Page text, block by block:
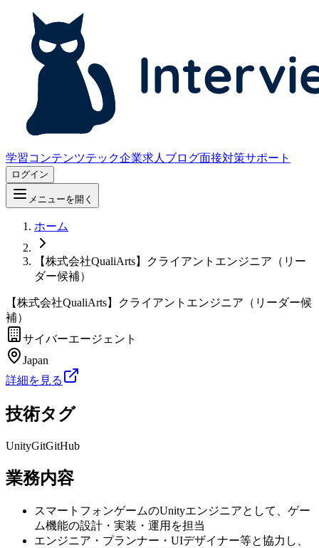
学習コンテンツテック企業求人 ブログ面接対策サポート
ログイン
メニューを開く
ホーム
【株式会社QualiArts】クライアントエンジニア（リー
ダー候補）
【株式会社QualiArts】クライアントエンジニア（リーダー候
補）
サイバーエージェント
Japan
詳細を見る
技術タグ
UnityGitGitHub
業務内容
スマートフォンゲームのUnityエンジニアとして、ゲー
ム機能の設計・実装・運用を担当
エンジニア・プランナー・UIデザイナー等と協力し、